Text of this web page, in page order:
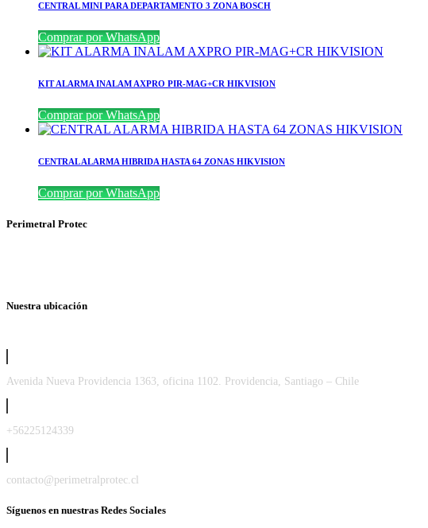
CENTRAL MINI PARA DEPARTAMENTO 3 ZONA BOSCH
Comprar por WhatsApp
KIT ALARMA INALAM AXPRO PIR-MAG+CR HIKVISION
Comprar por WhatsApp
CENTRAL ALARMA HIBRIDA HASTA 64 ZONAS HIKVISION
Comprar por WhatsApp
Perimetral Protec
Nuestra ubicación
Avenida Nueva Providencia 1363, oficina 1102. Providencia, Santiago – Chile
+56225124339
contacto@perimetralprotec.cl
Síguenos en nuestras Redes Sociales